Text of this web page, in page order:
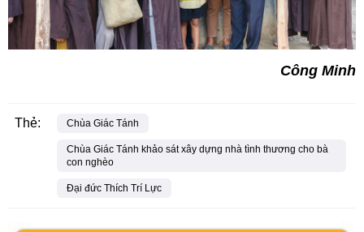
Công Minh
Thẻ: Chùa Giác Tánh
Chùa Giác Tánh khảo sát xây dựng nhà tình thương cho bà
con nghèo
Đại đức Thích Trí Lực